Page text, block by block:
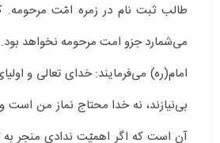
طالب ثبت نام در زمره امّت
می‌شمارد جزو امت مرحومه نخواهد بود.
امام(ره) می‌فرمایند: خدای تعالی و
بی‌نیازند، نه خدا محتاج نماز من است
آن است که اگر اهمیّت ندادی منجر